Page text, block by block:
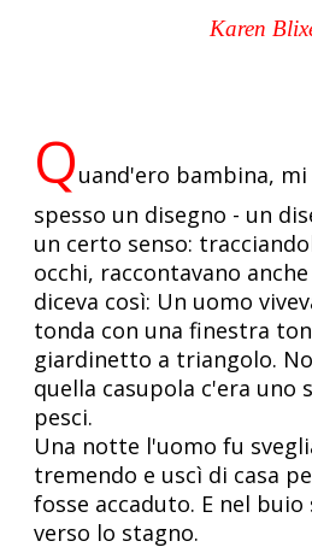
Karen
Quand'ero bambina,
spesso un disegno - un
un certo senso:
occhi, raccontavano
diceva così: Un uomo
tonda con una finestra
giardinetto a triangolo.
quella casupola c'era uno
pesci.
Una notte l'uomo fu
tremendo e uscì di casa
fosse accaduto. E nel
verso lo stagno.